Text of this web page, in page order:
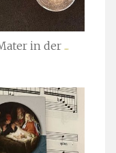
in der ...